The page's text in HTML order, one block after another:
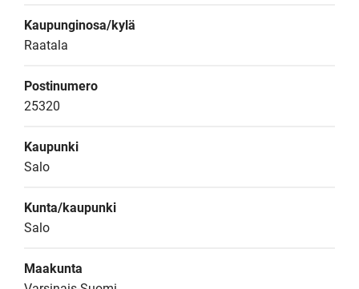
Kaupunginosa/kylä
Raatala
Postinumero
25320
Kaupunki
Salo
Kunta/kaupunki
Salo
Maakunta